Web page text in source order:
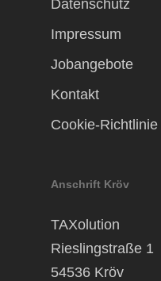
Datenschutz
Impressum
Jobangebote
Kontakt
Cookie-Richtlinie
Anschrift Kröv
TAXolution
Rieslingstraße 1
54536 Kröv